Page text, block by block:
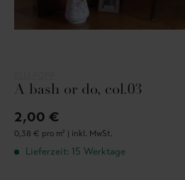
A bash or do, col.03
2,00 €
0,38 € pro m² | inkl. MwSt.
Lieferzeit: 15 Werktage